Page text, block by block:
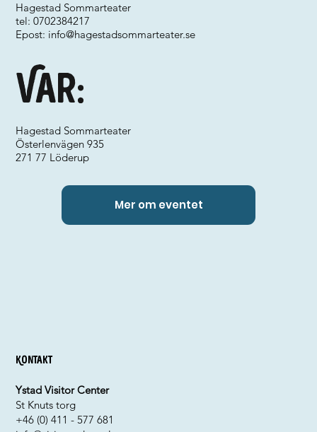
Var:
Hagestad Sommarteater
tel: 0702384217
Epost: info@hagestadsommarteater.se
Hagestad Sommarteater
Österlenvägen 935
271 77 Löderup
Mer om eventet
Kontakt
Ystad Visitor Center
St Knuts torg
+46 (0) 411 - 577 681